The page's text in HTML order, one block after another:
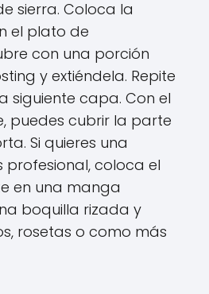
sierra. Coloca la
el plato de
con una porción
y extiéndela. Repite
siguiente capa. Con el
puedes cubrir la parte
Si quieres una
coloca el
en una manga
boquilla rizada y
rosetas o como más